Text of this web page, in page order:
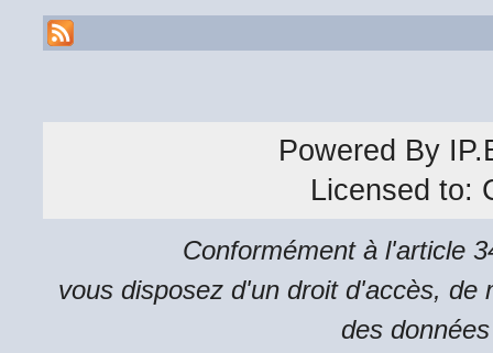
Powered By
Licensed to:
Conformément à l'article
vous disposez d'un droit d'accès, de
des